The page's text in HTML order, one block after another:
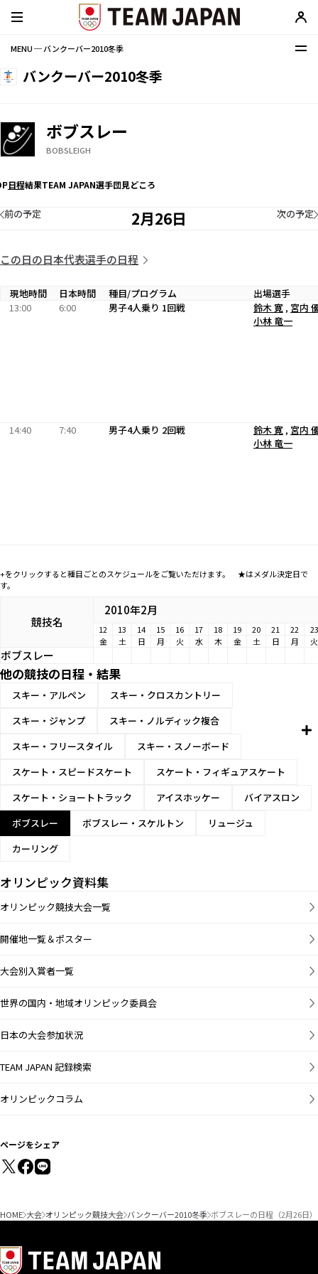
MENU ─ バンクーバー2010冬季
バンクーバー2010冬季
ボブスレー
BOBSLEIGH
日程結果TEAM JAPAN選手団見どころ
2月26日
前の予定 次の予定
この日の日本代表選手の日程
現地時間 日本時間 種目/プログラム
出場選手
13:00
6:00 男子4人乗り 1回戦 鈴木 寛 , 宮内
小林 竜一
14:40 7:40 男子4人乗り 2回戦 鈴木 寛 , 宮内
小林 竜一
+をクリックすると種目ごとのスケジュールをご覧いただけます。 ★はメダル決定日で
す。
競技名
2010年2月
12 13 14 15 16 17 18 19 20 21 22
23
金
土 日 月 火 水 木 金 土 日 月 火
ボブスレー
他の競技の日程・結果
スキー・アルペン
スキー・クロスカントリー
スキー・ジャンプ
スキー・ノルディック複合
スキー・フリースタイル
スキー・スノーボード
スケート・スピードスケート
スケート・フィギュアスケート
スケート・ショートトラック
アイスホッケー
バイアスロン
ボブスレー
ボブスレー・スケルトン
リュージュ
カーリング
オリンピック資料集
オリンピック競技大会一覧
開催地一覧＆ポスター
大会別入賞者一覧
世界の国内・地域オリンピック委員会
日本の大会参加状況
TEAM JAPAN 記録検索
オリンピックコラム
ページをシェア
HOME 大会 オリンピック競技大会 バンクーバー2010冬季 ボブスレーの日程（2月26日）